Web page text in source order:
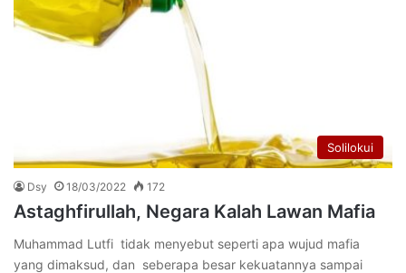
Solilokui
Dsy 18/03/2022 172
Astaghfirullah, Negara Kalah Lawan Mafia
Muhammad Lutfi tidak menyebut seperti apa wujud mafia
yang dimaksud, dan seberapa besar kekuatannya sampai